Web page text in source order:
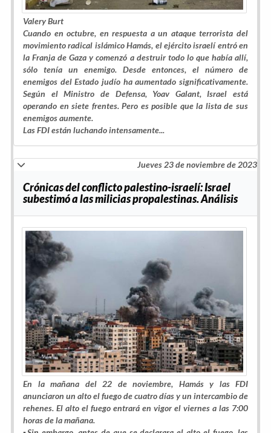
Valery Burt
Cuando en octubre, en respuesta a un ataque terrorista del
movimiento radical islámico Hamás, el ejército israelí entró en
la Franja de Gaza y comenzó a destruir todo lo que había allí,
sólo tenía un enemigo. Desde entonces, el número de
enemigos del Estado judío ha aumentado significativamente.
Según el Ministro de Defensa, Yoav Galant, Israel está
operando en siete frentes. Pero es posible que la lista de sus
enemigos aumente.
Las FDI están luchando intensamente...
Jueves 23 de noviembre de 2023
Crónicas del conflicto palestino-israelí: Israel
subestimó a las milicias propalestinas. Análisis
En la mañana del 22 de noviembre, Hamás y las FDI
anunciaron un alto el fuego de cuatro días y un intercambio de
rehenes. El alto el fuego entrará en vigor el viernes a las 7:00
horas de la mañana.